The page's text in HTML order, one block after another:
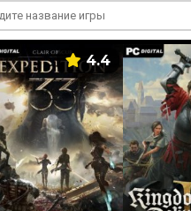
4.4